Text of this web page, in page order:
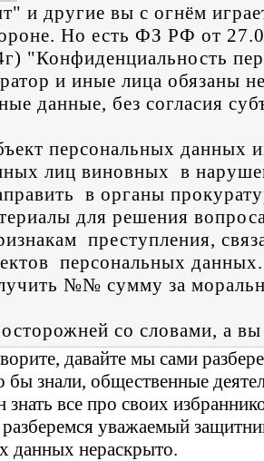
и другие вы с огнём
Но есть ФЗ РФ от
"Конфиденциальность
и иные лица обязаны
данные, без согласия
персональных данных
лиц виновных в
в органы
для решения
преступления,
персональных
№№ сумму за
со словами, а
давайте мы сами
бы знали, общественные
все про своих
уважаемый
данных нераскрыто.